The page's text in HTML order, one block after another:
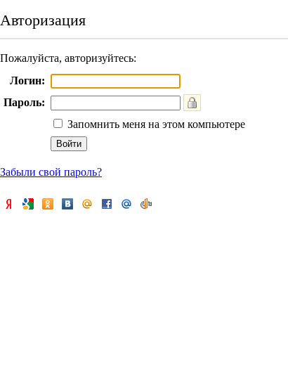
Авторизация
Пожалуйста, авторизуйтесь:
Логин:
Пароль:
Запомнить меня на этом компьютере
Забыли свой пароль?